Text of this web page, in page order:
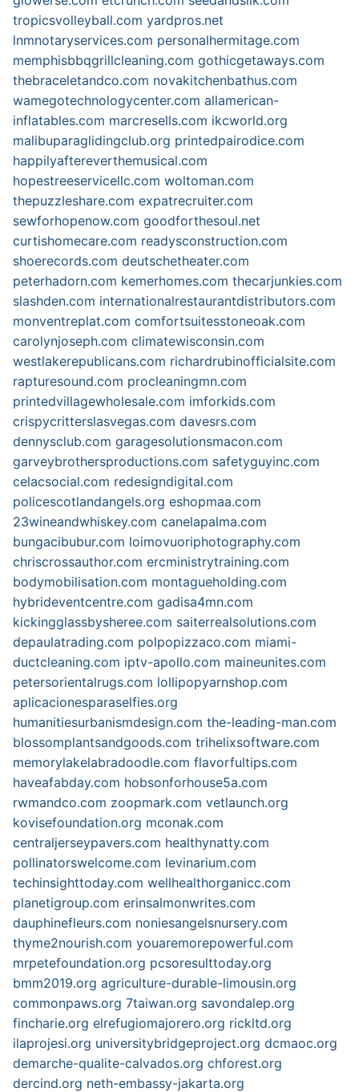
tropicsvolleyball.com yardpros.net
lnmnotaryservices.com personalhermitage.com
memphisbbqgrillcleaning.com gothicgetaways.com
thebraceletandco.com novakitchenbathus.com
wamegotechnologycenter.com allamerican-
inflatables.com marcresells.com ikcworld.org
malibuparaglidingclub.org printedpairodice.com
happilyaftereverthemusical.com
hopestreeservicellc.com woltoman.com
thepuzzleshare.com expatrecruiter.com
sewforhopenow.com goodforthesoul.net
curtishomecare.com readysconstruction.com
shoerecords.com deutschetheater.com
peterhadorn.com kemerhomes.com thecarjunkies.com
slashden.com internationalrestaurantdistributors.com
monventreplat.com comfortsuitesstoneoak.com
carolynjoseph.com climatewisconsin.com
westlakerepublicans.com richardrubinofficialsite.com
rapturesound.com procleaningmn.com
printedvillagewholesale.com imforkids.com
crispycritterslasvegas.com davesrs.com
dennysclub.com garagesolutionsmacon.com
garveybrothersproductions.com safetyguyinc.com
celacsocial.com redesigndigital.com
policescotlandangels.org eshopmaa.com
23wineandwhiskey.com canelapalma.com
bungacibubur.com loimovuoriphotography.com
chriscrossauthor.com ercministrytraining.com
bodymobilisation.com montagueholding.com
hybrideventcentre.com gadisa4mn.com
kickingglassbysheree.com saiterrealsolutions.com
depaulatrading.com polpopizzaco.com miami-
ductcleaning.com iptv-apollo.com maineunites.com
petersorientalrugs.com lollipopyarnshop.com
aplicacionesparaselfies.org
humanitiesurbanismdesign.com the-leading-man.com
blossomplantsandgoods.com trihelixsoftware.com
memorylakelabradoodle.com flavorfultips.com
haveafabday.com hobsonforhouse5a.com
rwmandco.com zoopmark.com vetlaunch.org
kovisefoundation.org mconak.com
centraljerseypavers.com healthynatty.com
pollinatorswelcome.com levinarium.com
techinsighttoday.com wellhealthorganicc.com
planetigroup.com erinsalmonwrites.com
dauphinefleurs.com noniesangelsnursery.com
thyme2nourish.com youaremorepowerful.com
mrpetefoundation.org pcsoresulttoday.org
bmm2019.org agriculture-durable-limousin.org
commonpaws.org 7taiwan.org savondalep.org
fincharie.org elrefugiomajorero.org rickltd.org
ilaprojesi.org universitybridgeproject.org dcmaoc.org
demarche-qualite-calvados.org chforest.org
dercind.org neth-embassy-jakarta.org